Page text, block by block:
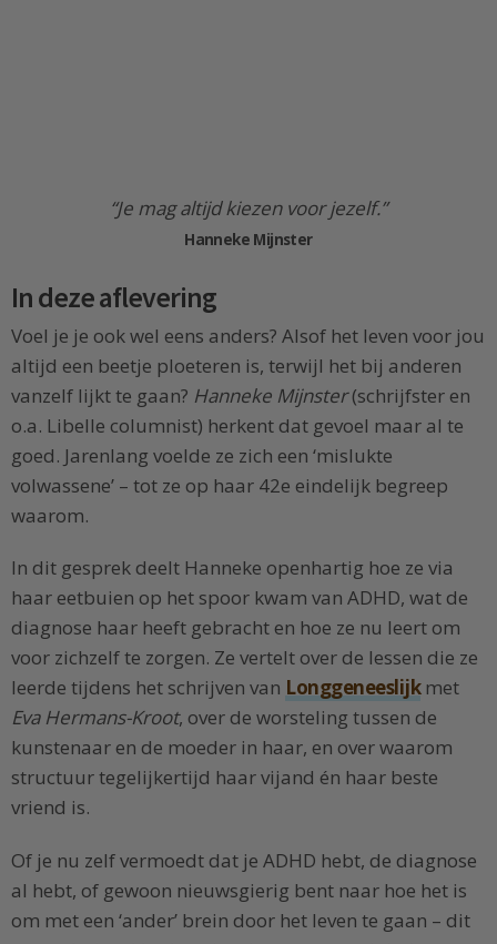
“Je mag altijd kiezen voor jezelf.”
Hanneke Mijnster
In deze aflevering
Voel je je ook wel eens anders? Alsof het leven voor jou
altijd een beetje ploeteren is, terwijl het bij anderen
vanzelf lijkt te gaan? Hanneke Mijnster(schrijfster en
o.a. Libelle columnist) herkent dat gevoel maar al te
goed. Jarenlang voelde ze zich een ‘mislukte
volwassene’ – tot ze op haar 42e eindelijk begreep
waarom.
In dit gesprek deelt Hanneke openhartig hoe ze via
haar eetbuien op het spoor kwam van ADHD, wat de
diagnose haar heeft gebracht en hoe ze nu leert om
voor zichzelf te zorgen. Ze vertelt over de lessen die ze
leerde tijdens het schrijven van Longgeneeslijkmet
Eva Hermans-Kroot, over de worsteling tussen de
kunstenaar en de moeder in haar, en over waarom
structuur tegelijkertijd haar vijand én haar beste
vriend is.
Of je nu zelf vermoedt dat je ADHD hebt, de diagnose
al hebt, of gewoon nieuwsgierig bent naar hoe het is
om met een ‘ander’ brein door het leven te gaan – dit